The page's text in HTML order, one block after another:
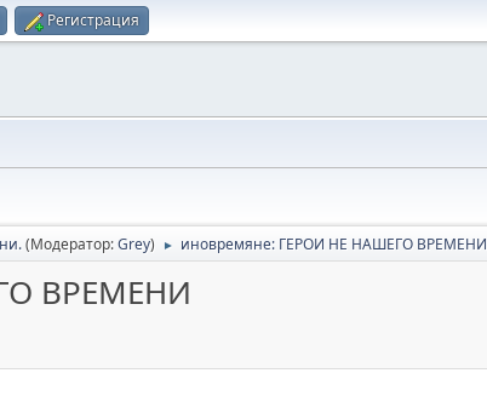
Регистрация
(Модератор:Grey) ► иновремяне: ГЕРОИ НЕ НАШЕГО ВРЕМЕНИ
ВРЕМЕНИ